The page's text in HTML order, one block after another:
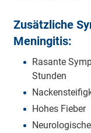
Zu­sätz­li­che
Me­nin­gi­tis:
Ra­san­te
Stun­den
Ho­hes Fie­ber